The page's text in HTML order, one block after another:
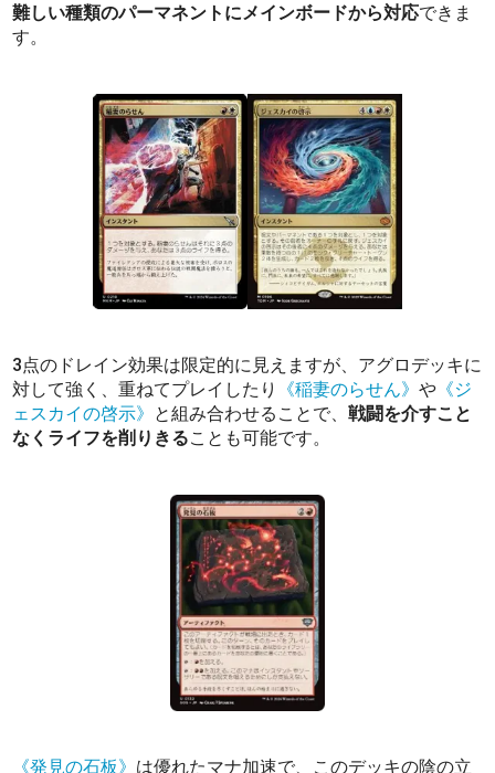
難しい種類のパーマネントにメインボードから対応できま
す。
3点のドレイン効果は限定的に見えますが、アグロデッキに
対して強く、重ねてプレイしたり
《稲妻のらせん》や 《ジ
ェスカイの啓示》 と組み合わせることで、戦闘を介すこと
なくライフを削りきることも可能です。
《発見の石板》 は優れたマナ加速で、このデッキの陰の立